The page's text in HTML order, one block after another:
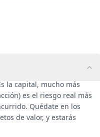
la capital, mucho más
es el riesgo real más
Quédate en los
de valor, y estarás